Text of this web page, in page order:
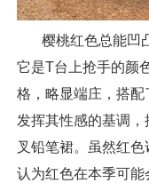
樱桃红色总能凹凸
它是T台上抢手的颜
格，略显端庄，搭配
发挥其性感的基调
叉铅笔裙。虽然红
认为红色在本季可